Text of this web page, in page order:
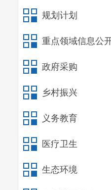
规划计划
重点领域信息公
政府采购
乡村振兴
义务教育
医疗卫生
生态环境